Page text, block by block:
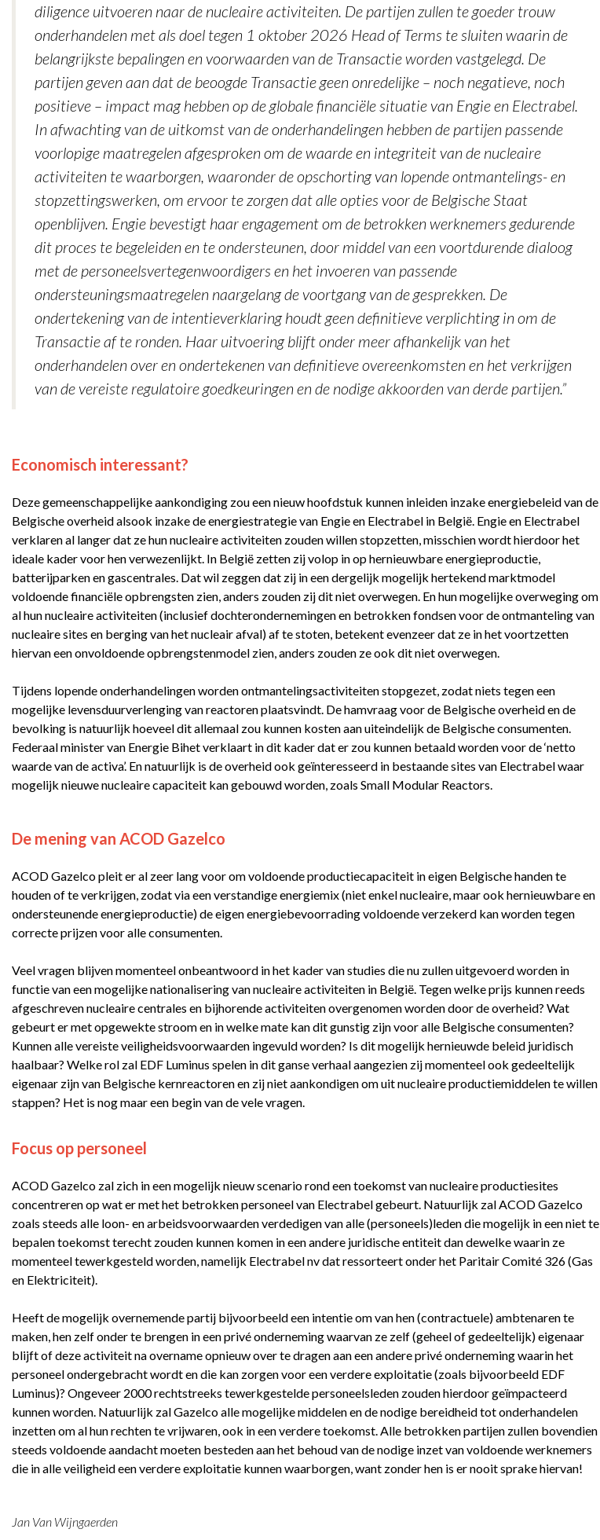
diligence uitvoeren naar de nucleaire activiteiten. De partijen zullen te goeder trouw
onderhandelen met als doel tegen 1 oktober 2026 Head of Terms te sluiten waarin de
belangrijkste bepalingen en voorwaarden van de Transactie worden vastgelegd. De
partijen geven aan dat de beoogde Transactie geen onredelijke – noch negatieve, noch
positieve – impact mag hebben op de globale financiële situatie van Engie en Electrabel.
In afwachting van de uitkomst van de onderhandelingen hebben de partijen passende
voorlopige maatregelen afgesproken om de waarde en integriteit van de nucleaire
activiteiten te waarborgen, waaronder de opschorting van lopende ontmantelings- en
stopzettingswerken, om ervoor te zorgen dat alle opties voor de Belgische Staat
openblijven. Engie bevestigt haar engagement om de betrokken werknemers gedurende
dit proces te begeleiden en te ondersteunen, door middel van een voortdurende dialoog
met de personeelsvertegenwoordigers en het invoeren van passende
ondersteuningsmaatregelen naargelang de voortgang van de gesprekken. De
ondertekening van de intentieverklaring houdt geen definitieve verplichting in om de
Transactie af te ronden. Haar uitvoering blijft onder meer afhankelijk van het
onderhandelen over en ondertekenen van definitieve overeenkomsten en het verkrijgen
van de vereiste regulatoire goedkeuringen en de nodige akkoorden van derde partijen.”
Economisch interessant?
Deze gemeenschappelijke aankondiging zou een nieuw hoofdstuk kunnen inleiden inzake energiebeleid van de
Belgische overheid alsook inzake de energiestrategie van Engie en Electrabel in België. Engie en Electrabel
verklaren al langer dat ze hun nucleaire activiteiten zouden willen stopzetten, misschien wordt hierdoor het
ideale kader voor hen verwezenlijkt. In België zetten zij volop in op hernieuwbare energieproductie,
batterijparken en gascentrales. Dat wil zeggen dat zij in een dergelijk mogelijk hertekend marktmodel
voldoende financiële opbrengsten zien, anders zouden zij dit niet overwegen. En hun mogelijke overweging om
al hun nucleaire activiteiten (inclusief dochterondernemingen en betrokken fondsen voor de ontmanteling van
nucleaire sites en berging van het nucleair afval) af te stoten, betekent evenzeer dat ze in het voortzetten
hiervan een onvoldoende opbrengstenmodel zien, anders zouden ze ook dit niet overwegen.
Tijdens lopende onderhandelingen worden ontmantelingsactiviteiten stopgezet, zodat niets tegen een
mogelijke levensduurverlenging van reactoren plaatsvindt. De hamvraag voor de Belgische overheid en de
bevolking is natuurlijk hoeveel dit allemaal zou kunnen kosten aan uiteindelijk de Belgische consumenten.
Federaal minister van Energie Bihet verklaart in dit kader dat er zou kunnen betaald worden voor de ‘netto
waarde van de activa’. En natuurlijk is de overheid ook geïnteresseerd in bestaande sites van Electrabel waar
mogelijk nieuwe nucleaire capaciteit kan gebouwd worden, zoals Small Modular Reactors.
De mening van ACOD Gazelco
ACOD Gazelco pleit er al zeer lang voor om voldoende productiecapaciteit in eigen Belgische handen te
houden of te verkrijgen, zodat via een verstandige energiemix (niet enkel nucleaire, maar ook hernieuwbare en
ondersteunende energieproductie) de eigen energiebevoorrading voldoende verzekerd kan worden tegen
correcte prijzen voor alle consumenten.
Veel vragen blijven momenteel onbeantwoord in het kader van studies die nu zullen uitgevoerd worden in
functie van een mogelijke nationalisering van nucleaire activiteiten in België. Tegen welke prijs kunnen reeds
afgeschreven nucleaire centrales en bijhorende activiteiten overgenomen worden door de overheid? Wat
gebeurt er met opgewekte stroom en in welke mate kan dit gunstig zijn voor alle Belgische consumenten?
Kunnen alle vereiste veiligheidsvoorwaarden ingevuld worden? Is dit mogelijk hernieuwde beleid juridisch
haalbaar? Welke rol zal EDF Luminus spelen in dit ganse verhaal aangezien zij momenteel ook gedeeltelijk
eigenaar zijn van Belgische kernreactoren en zij niet aankondigen om uit nucleaire productiemiddelen te willen
stappen? Het is nog maar een begin van de vele vragen.
Focus op personeel
ACOD Gazelco zal zich in een mogelijk nieuw scenario rond een toekomst van nucleaire productiesites
concentreren op wat er met het betrokken personeel van Electrabel gebeurt. Natuurlijk zal ACOD Gazelco
zoals steeds alle loon- en arbeidsvoorwaarden verdedigen van alle (personeels)leden die mogelijk in een niet te
bepalen toekomst terecht zouden kunnen komen in een andere juridische entiteit dan dewelke waarin ze
momenteel tewerkgesteld worden, namelijk Electrabel nv dat ressorteert onder het Paritair Comité 326 (Gas
en Elektriciteit).
Heeft de mogelijk overnemende partij bijvoorbeeld een intentie om van hen (contractuele) ambtenaren te
maken, hen zelf onder te brengen in een privé onderneming waarvan ze zelf (geheel of gedeeltelijk) eigenaar
blijft of deze activiteit na overname opnieuw over te dragen aan een andere privé onderneming waarin het
personeel ondergebracht wordt en die kan zorgen voor een verdere exploitatie (zoals bijvoorbeeld EDF
Luminus)? Ongeveer 2000 rechtstreeks tewerkgestelde personeelsleden zouden hierdoor geïmpacteerd
kunnen worden. Natuurlijk zal Gazelco alle mogelijke middelen en de nodige bereidheid tot onderhandelen
inzetten om al hun rechten te vrijwaren, ook in een verdere toekomst. Alle betrokken partijen zullen bovendien
steeds voldoende aandacht moeten besteden aan het behoud van de nodige inzet van voldoende werknemers
die in alle veiligheid een verdere exploitatie kunnen waarborgen, want zonder hen is er nooit sprake hiervan!
Jan Van Wijngaerden